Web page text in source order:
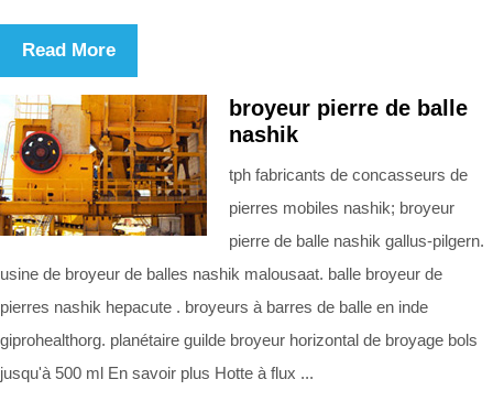
Read More
broyeur pierre de balle
nashik
tph fabricants de concasseurs de
pierres mobiles nashik; broyeur
pierre de balle nashik gallus-pilgern.
usine de broyeur de balles nashik malousaat. balle broyeur de
pierres nashik hepacute . broyeurs à barres de balle en inde
giprohealthorg. planétaire guilde broyeur horizontal de broyage bols
jusqu'à 500 ml En savoir plus Hotte à flux ...